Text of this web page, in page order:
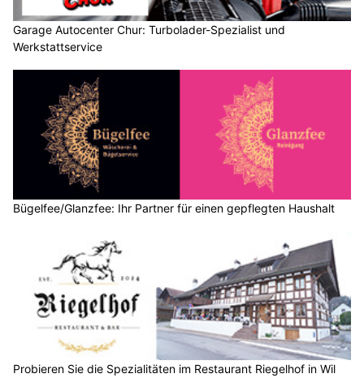
Garage Autocenter Chur: Turbolader-Spezialist und
Werkstattservice
Bügelfee/Glanzfee: Ihr Partner für einen gepflegten Haushalt
Probieren Sie die Spezialitäten im Restaurant Riegelhof in Wil